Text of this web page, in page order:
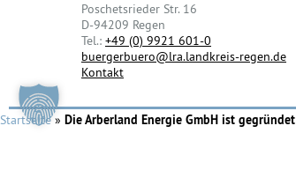
Poschetsrieder Str. 16
D-94209 Regen
Tel.: +49 (0) 9921 601-0
buergerbuero@lra.landkreis-regen.de
Kontakt
Startseite» Die Arberland Energie GmbH ist gegründet